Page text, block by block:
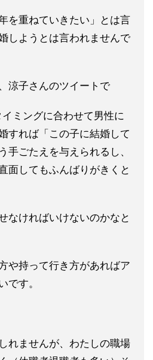
を重ねていきたい」とは言
しようとは言われませんで
涼子さんのツイートで
ミングに合わせて男性に
すれば「この子に結婚して
手ごたえを与えられるし、
面してもふんばりがきくと
なければいけないのかなと
や持って行き方があればア
です。
れませんが、わたしの職場